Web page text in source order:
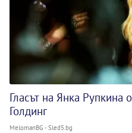
Гласът на Янка Рупкина
Голдинг
MelomanBG - Sled5.bg